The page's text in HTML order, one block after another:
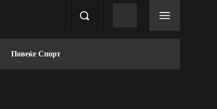
Повеќе Спорт